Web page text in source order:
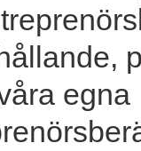
egna